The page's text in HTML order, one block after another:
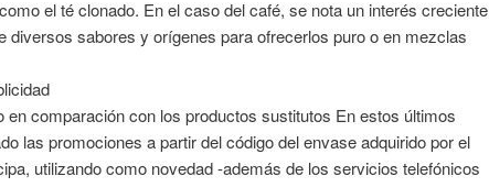
el té clonado. En el caso del café, se nota un interés creciente
diversos sabores y orígenes para ofrecerlos puro o en mezclas
en comparación con los productos sustitutos En estos últimos
las promociones a partir del código del envase adquirido por el
utilizando como novedad -además de los servicios telefónicos